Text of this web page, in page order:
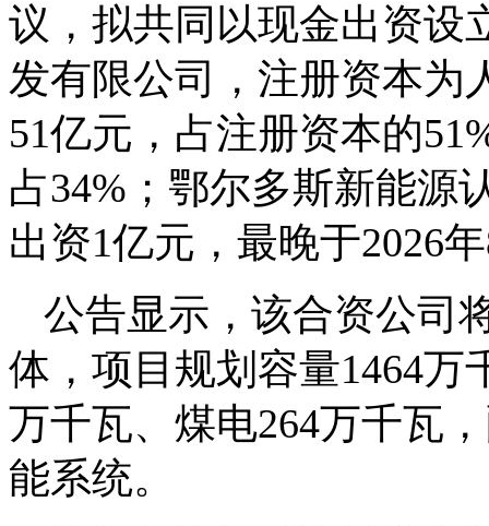
议，拟共同以现金出资设
发有限公司，注册资本为
51亿元，占注册资本的
占34%；鄂尔多斯新能源
出资1亿元，最晚于2026
公告显示，该合资公司
体，项目规划容量1464万
万千瓦、煤电264万千瓦
能系统。